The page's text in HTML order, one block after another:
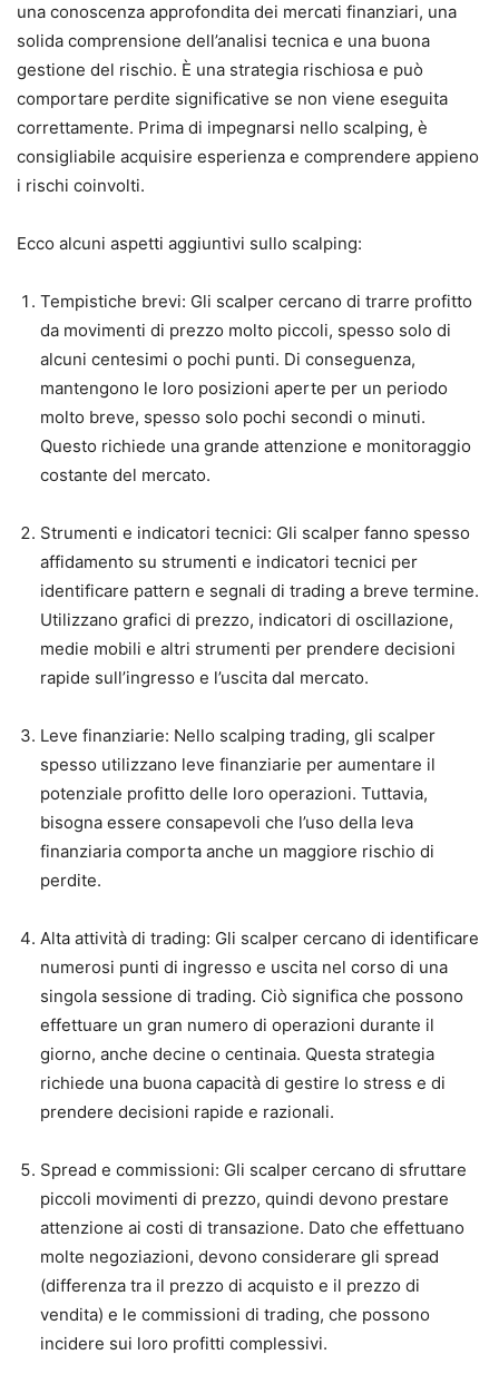
una conoscenza approfondita dei mercati finanziari, una
solida comprensione dell’analisi tecnica e una buona
gestione del rischio. È una strategia rischiosa e può
comportare perdite significative se non viene eseguita
correttamente. Prima di impegnarsi nello scalping, è
consigliabile acquisire esperienza e comprendere appieno
i rischi coinvolti.
Ecco alcuni aspetti aggiuntivi sullo scalping:
Tempistiche brevi: Gli scalper cercano di trarre profitto
da movimenti di prezzo molto piccoli, spesso solo di
alcuni centesimi o pochi punti. Di conseguenza,
mantengono le loro posizioni aperte per un periodo
molto breve, spesso solo pochi secondi o minuti.
Questo richiede una grande attenzione e monitoraggio
costante del mercato.
Strumenti e indicatori tecnici: Gli scalper fanno spesso
affidamento su strumenti e indicatori tecnici per
identificare pattern e segnali di trading a breve termine.
Utilizzano grafici di prezzo, indicatori di oscillazione,
medie mobili e altri strumenti per prendere decisioni
rapide sull’ingresso e l’uscita dal mercato.
Leve finanziarie: Nello scalping trading, gli scalper
spesso utilizzano leve finanziarie per aumentare il
potenziale profitto delle loro operazioni. Tuttavia,
bisogna essere consapevoli che l’uso della leva
finanziaria comporta anche un maggiore rischio di
perdite.
Alta attività di trading: Gli scalper cercano di identificare
numerosi punti di ingresso e uscita nel corso di una
singola sessione di trading. Ciò significa che possono
effettuare un gran numero di operazioni durante il
giorno, anche decine o centinaia. Questa strategia
richiede una buona capacità di gestire lo stress e di
prendere decisioni rapide e razionali.
Spread e commissioni: Gli scalper cercano di sfruttare
piccoli movimenti di prezzo, quindi devono prestare
attenzione ai costi di transazione. Dato che effettuano
molte negoziazioni, devono considerare gli spread
(differenza tra il prezzo di acquisto e il prezzo di
vendita) e le commissioni di trading, che possono
incidere sui loro profitti complessivi.